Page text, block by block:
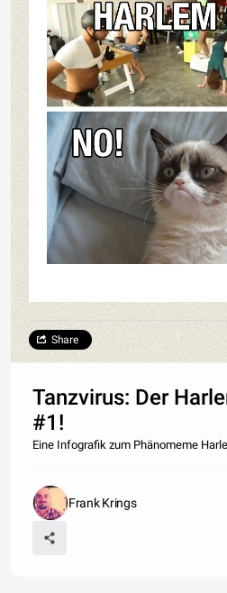
Share
Tanzvirus: Der
#1!
Eine Infografik zum Phänomeme
Frank Krings